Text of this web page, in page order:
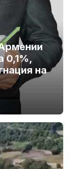
0,1%,
на